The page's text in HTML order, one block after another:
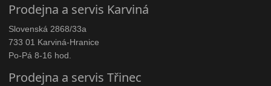
Prodejna a servis Karviná
Slovenská 2868/33a
733 01 Karviná-Hranice
Po-Pá 8-16 hod.
Prodejna a servis Třinec